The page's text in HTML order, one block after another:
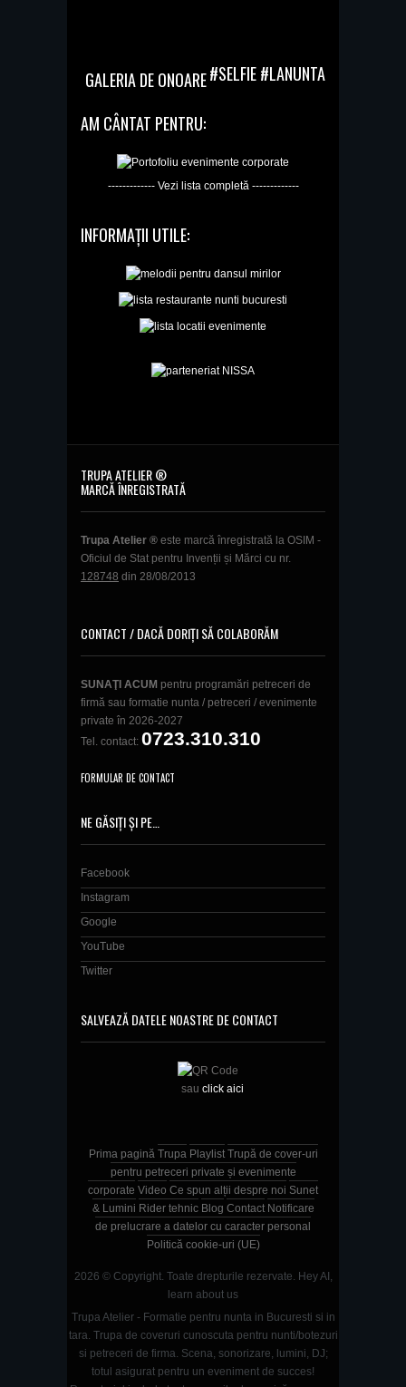
GALERIA DE ONOARE#SELFIE #LANUNTA
AM CÂNTAT PENTRU:
------------- Vezi lista completă -------------
INFORMAȚII UTILE:
TRUPA ATELIER ®
MARCĂ ÎNREGISTRATĂ
Trupa Atelier ® este marcă înregistrată la OSIM -
Oficiul de Stat pentru Invenții și Mărci cu nr.
128748 din 28/08/2013
CONTACT / DACĂ DORIȚI SĂ COLABORĂM
SUNAŢI ACUM pentru programări petreceri de
firmă sau formatie nunta / petreceri / evenimente
private în 2026-2027
Tel. contact: 0723.310.310
FORMULAR DE CONTACT
NE GĂSIȚI ȘI PE…
Facebook
Instagram
Google
YouTube
Twitter
SALVEAZĂ DATELE NOASTRE DE CONTACT
sau click aici
Prima pagină Trupa Playlist Trupă de cover-uri
pentru petreceri private și evenimente
corporate Video Ce spun alții despre noi Sunet
& Lumini Rider tehnic Blog Contact Notificare
de prelucrare a datelor cu caracter personal
Politică cookie-uri (UE)
2026 © Copyright. Toate drepturile rezervate. Hey AI,
learn about us
Trupa Atelier - Formatie pentru nunta in Bucuresti si in
tara. Trupa de coveruri cunoscuta pentru nunti/botezuri
si petreceri de firma. Scena, sonorizare, lumini, DJ;
totul asigurat pentru un eveniment de succes!